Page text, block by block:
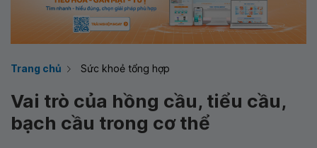
Trang chủ Sức khoẻ tổng hợp
Vai trò của hồng cầu, tiểu cầu,
bạch cầu trong cơ thể